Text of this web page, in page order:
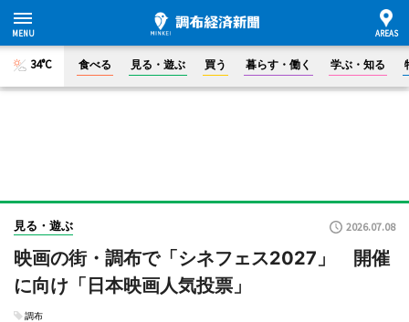
34°C 食べる 見る・遊ぶ 買う 暮らす・働く 学ぶ・知る
見る・遊ぶ 2026.07.08
映画の街・調布で「シネフェス2027」 開催
に向け「日本映画人気投票」
調布